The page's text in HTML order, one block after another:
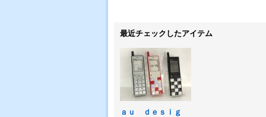
最近チェックしたアイテム
ａｕ ｄｅｓｉｇ